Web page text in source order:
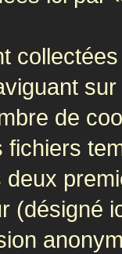
de
(désigné